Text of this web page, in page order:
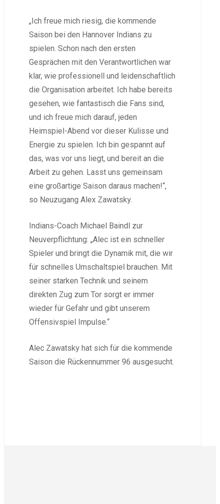
„Ich freue mich riesig, die kommende
Saison bei den Hannover Indians zu
spielen. Schon nach den ersten
Gesprächen mit den Verantwortlichen war
klar, wie professionell und leidenschaftlich
die Organisation arbeitet. Ich habe bereits
gesehen, wie fantastisch die Fans sind,
und ich freue mich darauf, jeden
Heimspiel-Abend vor dieser Kulisse und
Energie zu spielen. Ich bin gespannt auf
das, was vor uns liegt, und bereit an die
Arbeit zu gehen. Lasst uns gemeinsam
eine großartige Saison daraus machen!“,
so Neuzugang Alex Zawatsky.
Indians-Coach Michael Baindl zur
Neuverpflichtung: „Alec ist ein schneller
Spieler und bringt die Dynamik mit, die wir
für schnelles Umschaltspiel brauchen. Mit
seiner starken Technik und seinem
direkten Zug zum Tor sorgt er immer
wieder für Gefahr und gibt unserem
Offensivspiel Impulse.“
Alec Zawatsky hat sich für die kommende
Saison die Rückennummer 96 ausgesucht.